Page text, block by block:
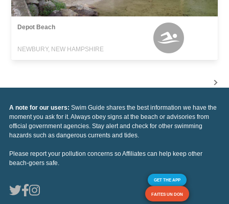
Depot Beach
NEWBURY, NEW HAMPSHIRE
A note for our users: Swim Guide shares the best information we have the
moment you ask for it. Always obey signs at the beach or advisories from
official government agencies. Stay alert and check for other swimming
hazards such as dangerous currents and tides.
Please report your pollution concerns so Affiliates can help keep other
beach-goers safe.
GET THE APP
FAITES UN DON